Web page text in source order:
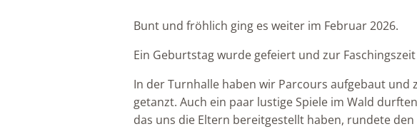
Bunt und fröhlich ging es weiter im Februar 2026.
Ein Geburtstag wurde gefeiert und zur
In der Turnhalle haben wir Parcours aufgebaut und
getanzt. Auch ein paar lustige Spiele im Wald
das uns die Eltern bereitgestellt haben, rundete